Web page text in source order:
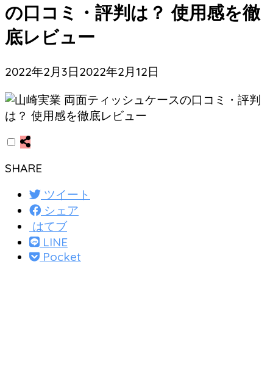
の口コミ・評判は？ 使用感を徹
底レビュー
2022年2月3日2022年2月12日
SHARE
ツイート
シェア
はてブ
LINE
Pocket